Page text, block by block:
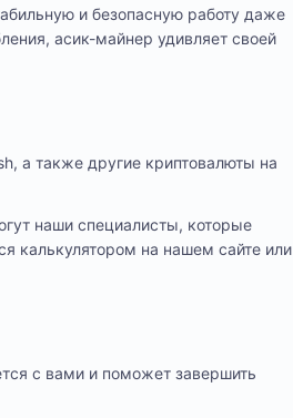
и безопасную работу даже
асик-майнер удивляет своей
а также другие криптовалюты на
наши специалисты, которые
калькулятором на нашем сайте или
с вами и поможет завершить